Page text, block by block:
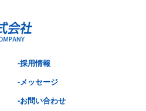
-採用情報
-メッセージ
-お問い合わせ